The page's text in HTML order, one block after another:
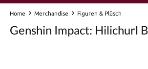
Home Merchandise Figuren & Plüsch
Genshin Impact: Hilichurl